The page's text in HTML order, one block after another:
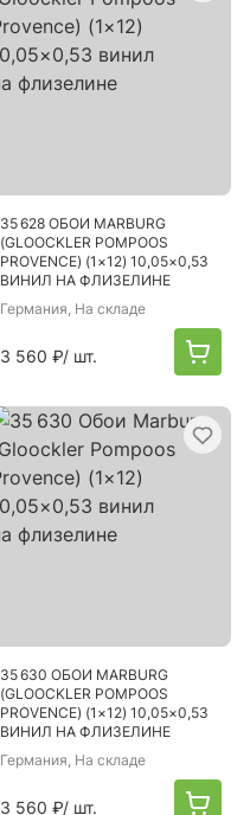
35 628 ОБОИ MARBURG
(GLOOCKLER POMPOOS
PROVENCE) (1×12) 10,05×0,53
ВИНИЛ НА ФЛИЗЕЛИНЕ
Германия, На складе
3 560 ₽/ шт.
35 630 ОБОИ MARBURG
(GLOOCKLER POMPOOS
PROVENCE) (1×12) 10,05×0,53
ВИНИЛ НА ФЛИЗЕЛИНЕ
Германия, На складе
3 560 ₽/ шт.